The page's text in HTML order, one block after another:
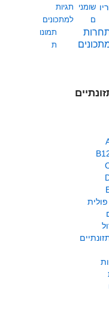
שומני
ם
תגיות
למתכונים
תמונו
ת